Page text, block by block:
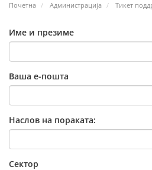
Почетна Администрација Тикет
Име и презиме
Ваша е-пошта
Наслов на пораката:
Сектор